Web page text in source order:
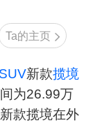
Ta的主页
SUV新款揽境
为26.99万
款揽境在外